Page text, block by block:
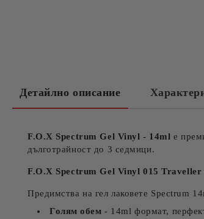
Детайлно описание
F.O.X Spectrum Gel Vinyl - 14ml е
дълготрайност до 3 седмици.
F.O.X Spectrum Gel Vinyl 015 Traveller
Предимства на гел лаковете Spectrum
Голям обем - 14ml формат,